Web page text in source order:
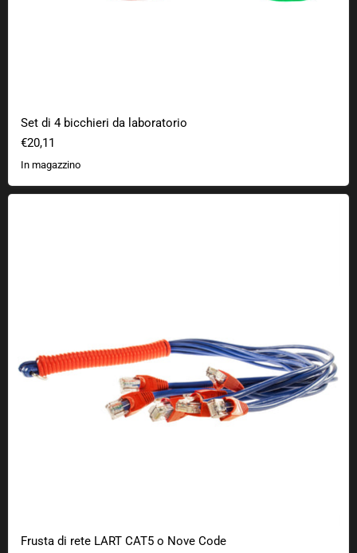
Set di 4 bicchieri da laboratorio
€20,11
In magazzino
Frusta di rete LART CAT5 o Nove Code